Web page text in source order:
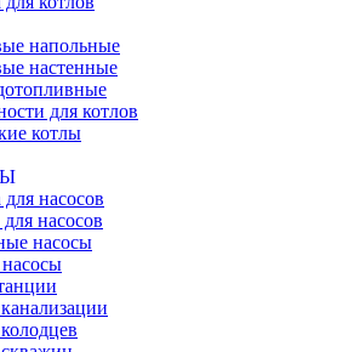
напольные
настенные
для котлов
котлы
насосов
насосов
насосы